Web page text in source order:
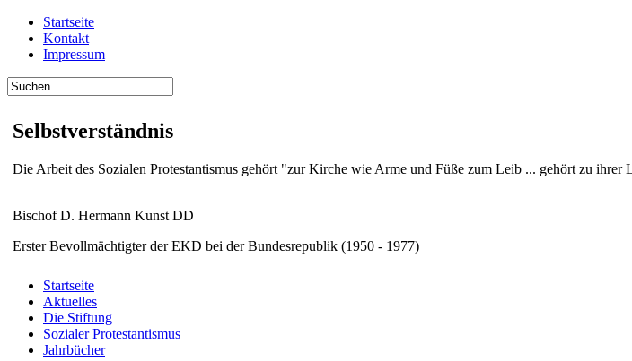
Startseite
Kontakt
Impressum
Selbstverständnis
Die Arbeit des Sozialen Protestantismus gehört "zur Kirche wie Arme und Füße zum Leib ... gehört zu ihrer
Bischof D. Hermann Kunst DD
Erster Bevollmächtigter der EKD bei der Bundesrepublik (1950 - 1977)
Startseite
Aktuelles
Die Stiftung
Sozialer Protestantismus
Jahrbücher